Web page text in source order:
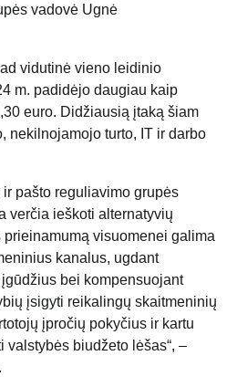
vadovė Ugnė
vidutinė vieno leidinio
m. padidėjo daugiau kaip
euro. Didžiausią įtaką šiam
nekilnojamojo turto, IT ir darbo
pašto reguliavimo grupės
verčia ieškoti alternatyvių
prieinamumą visuomenei galima
kanalus, ugdant
bei kompensuojant
įsigyti reikalingų skaitmeninių
įpročių pokyčius ir kartu
valstybės biudžeto lėšas“, –